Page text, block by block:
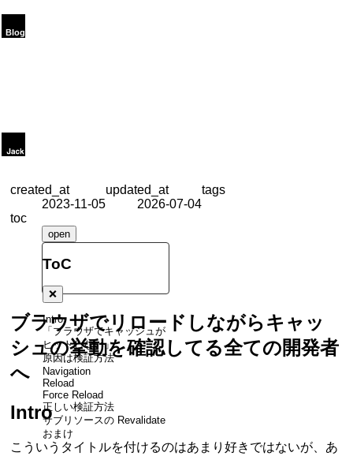
created_at
2023-11-05
updated_at
2026-07-04
tags
toc
open
ToC
❌
Intro
「ブラウザでキャッシュが
ヒットしない」
原因は検証方法
Navigation
Reload
Force Reload
正しい検証方法
サブリソースの Revalidate
おまけ
ブラウザでリロードしながらキャッ
シュの挙動を確認してる全ての開発者
へ
Intro
こういうタイトルを付けるのはあまり好きではないが、あ